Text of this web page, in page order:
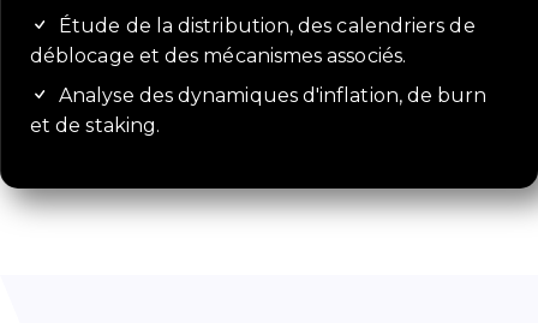
Étude de la distribution, des calendriers de
déblocage et des mécanismes associés.
Analyse des dynamiques d'inflation, de burn
et de staking.